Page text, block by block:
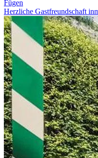
Fügen
Herzliche Gastfreundschaft